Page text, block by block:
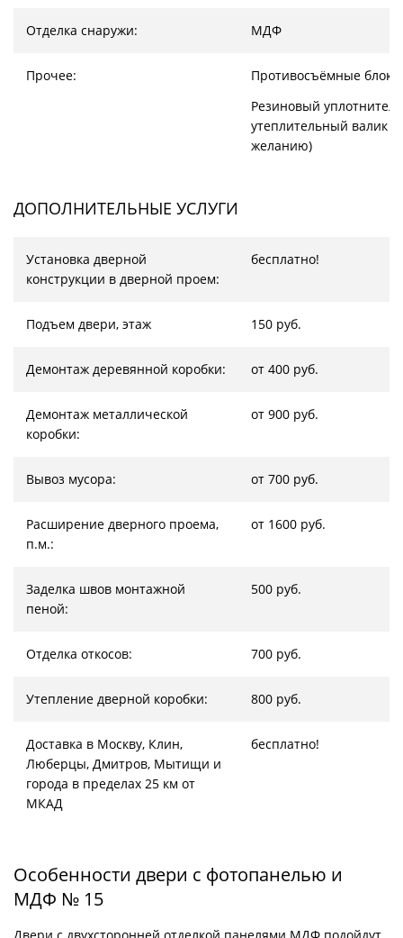
Отделка снаружи: МДФ
Прочее:
Противосъёмные
Резиновый
утеплительный валик
желанию)
ДОПОЛНИТЕЛЬНЫЕ УСЛУГИ
Установка дверной
конструкции в дверной проем:
бесплатно!
Подъем двери, этаж 150 руб.
Демонтаж деревянной коробки: от 400 руб.
Демонтаж металлической
коробки:
от 900 руб.
Вывоз мусора: от 700 руб.
Расширение дверного проема,
п.м.:
от 1600 руб.
Заделка швов монтажной
пеной:
500 руб.
Отделка откосов: 700 руб.
Утепление дверной коробки: 800 руб.
Доставка в Москву, Клин,
Люберцы, Дмитров, Мытищи и
города в пределах 25 км от
МКАД
бесплатно!
Особенности двери с фотопанелью и
МДФ № 15